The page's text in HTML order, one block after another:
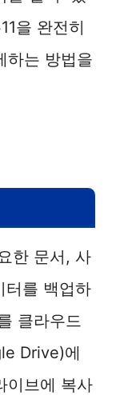
을 완전히
하는 방법을
한 문서, 사
터를 백업하
클라우드
Drive)에
이브에 복사